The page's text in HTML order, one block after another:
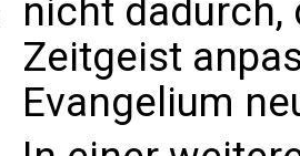
nicht dadurch,
Zeitgeist
Evangelium